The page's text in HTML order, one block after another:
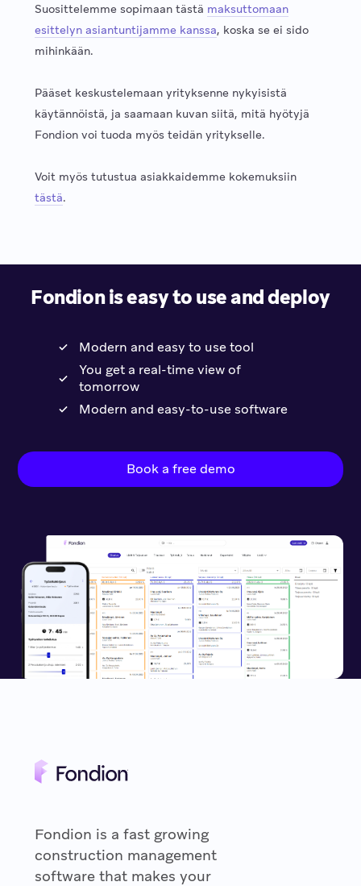
Suosittelemme sopimaan tästä maksuttomaan
esittelyn asiantuntijamme kanssa, koska se ei sido
mihinkään.
Pääset keskustelemaan yrityksenne nykyisistä
käytännöistä, ja saamaan kuvan siitä, mitä hyötyjä
Fondion voi tuoda myös teidän yritykselle.
Voit myös tutustua asiakkaidemme kokemuksiin
tästä.
Fondion is easy to use and deploy
Modern and easy to use tool
You get a real-time view of
tomorrow
Modern and easy-to-use software
Book a free demo
Fondion is a fast growing
construction management
software that makes your